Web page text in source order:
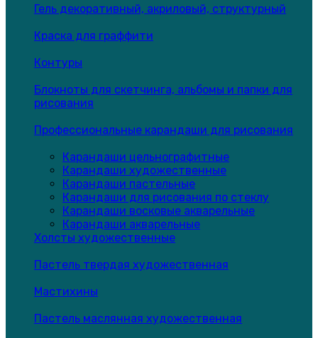
Гель декоративный, акриловый, структурный
Краска для граффити
Контуры
Блокноты для скетчинга, альбомы и папки для
рисования
Профессиональные карандаши для рисования
Карандаши цельнографитные
Карандаши художественные
Карандаши пастельные
Карандаши для рисования по стеклу
Карандаши восковые акварельные
Карандаши акварельные
Холсты художественные
Пастель твердая художественная
Мастихины
Пастель маслянная художественная